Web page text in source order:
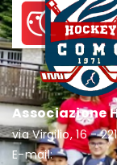
Associazione
via Virgilio, 16 -
E-mail: